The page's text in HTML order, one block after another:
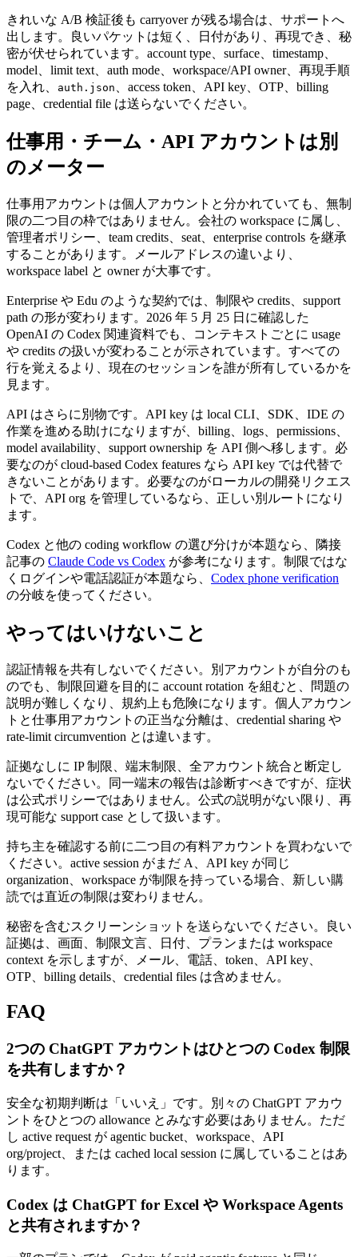
きれいな A/B 検証後も carryover が残る場合は、サポートへ
出します。良いパケットは短く、日付があり、再現でき、秘
密が伏せられています。account type、surface、timestamp、
model、limit text、auth mode、workspace/API owner、再現手順
を入れ、
auth.json
、access token、API key、OTP、billing
page、credential file は送らないでください。
仕事用・チーム・API アカウントは別
のメーター
仕事用アカウントは個人アカウントと分かれていても、無制
限の二つ目の枠ではありません。会社の workspace に属し、
管理者ポリシー、team credits、seat、enterprise controls を継承
することがあります。メールアドレスの違いより、
workspace label と owner が大事です。
Enterprise や Edu のような契約では、制限や credits、support
path の形が変わります。2026 年 5 月 25 日に確認した
OpenAI の Codex 関連資料でも、コンテキストごとに usage
や credits の扱いが変わることが示されています。すべての
行を覚えるより、現在のセッションを誰が所有しているかを
見ます。
API はさらに別物です。API key は local CLI、SDK、IDE の
作業を進める助けになりますが、billing、logs、permissions、
model availability、support ownership を API 側へ移します。必
要なのが cloud-based Codex features なら API key では代替で
きないことがあります。必要なのがローカルの開発リクエス
トで、API org を管理しているなら、正しい別ルートになり
ます。
Codex と他の coding workflow の選び分けが本題なら、隣接
記事の Claude Code vs Codex が参考になります。制限ではな
くログインや電話認証が本題なら、 Codex phone verification
の分岐を使ってください。
やってはいけないこと
認証情報を共有しないでください。別アカウントが自分のも
のでも、制限回避を目的に account rotation を組むと、問題の
説明が難しくなり、規約上も危険になります。個人アカウン
トと仕事用アカウントの正当な分離は、credential sharing や
rate-limit circumvention とは違います。
証拠なしに IP 制限、端末制限、全アカウント統合と断定し
ないでください。同一端末の報告は診断すべきですが、症状
は公式ポリシーではありません。公式の説明がない限り、再
現可能な support case として扱います。
持ち主を確認する前に二つ目の有料アカウントを買わないで
ください。active session がまだ A、API key が同じ
organization、workspace が制限を持っている場合、新しい購
読では直近の制限は変わりません。
秘密を含むスクリーンショットを送らないでください。良い
証拠は、画面、制限文言、日付、プランまたは workspace
context を示しますが、メール、電話、token、API key、
OTP、billing details、credential files は含めません。
FAQ
2つの ChatGPT アカウントはひとつの Codex 制限
を共有しますか？
安全な初期判断は「いいえ」です。別々の ChatGPT アカウ
ントをひとつの allowance とみなす必要はありません。ただ
し active request が agentic bucket、workspace、API
org/project、または cached local session に属していることはあ
ります。
Codex は ChatGPT for Excel や Workspace Agents
と共有されますか？